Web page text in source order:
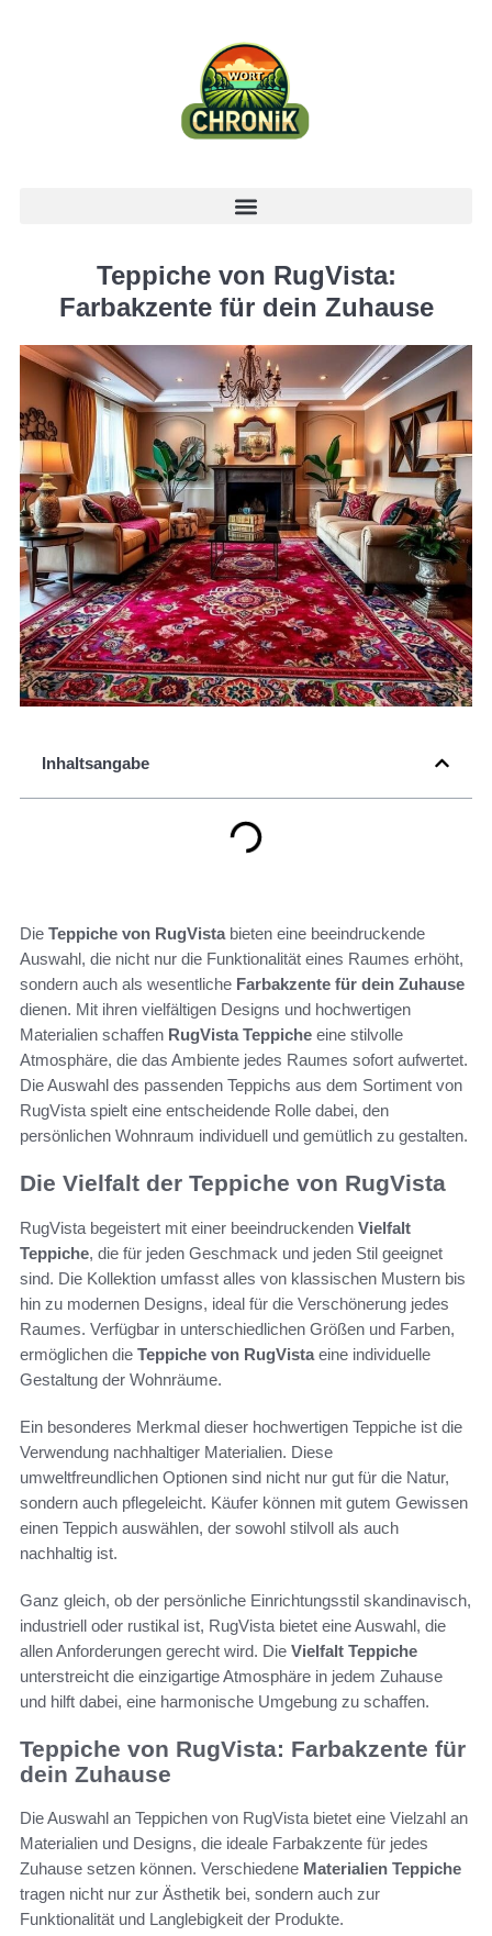
Teppiche von RugVista:
Farbakzente für dein Zuhause
Inhaltsangabe
Die Teppiche von RugVistabieten eine beeindruckende
Auswahl, die nicht nur die Funktionalität eines Raumes erhöht,
sondern auch als wesentliche Farbakzente für dein Zuhause
dienen. Mit ihren vielfältigen Designs und hochwertigen
Materialien schaffen RugVista Teppiche eine stilvolle
Atmosphäre, die das Ambiente jedes Raumes sofort aufwertet.
Die Auswahl des passenden Teppichs aus dem Sortiment von
RugVista spielt eine entscheidende Rolle dabei, den
persönlichen Wohnraum individuell und gemütlich zu gestalten.
Die Vielfalt der Teppiche von RugVista
RugVista begeistert mit einer beeindruckenden Vielfalt
Teppiche, die für jeden Geschmack und jeden Stil geeignet
sind. Die Kollektion umfasst alles von klassischen Mustern bis
hin zu modernen Designs, ideal für die Verschönerung jedes
Raumes. Verfügbar in unterschiedlichen Größen und Farben,
ermöglichen die Teppiche von RugVistaeine individuelle
Gestaltung der Wohnräume.
Ein besonderes Merkmal dieser hochwertigen Teppiche ist die
Verwendung nachhaltiger Materialien. Diese
umweltfreundlichen Optionen sind nicht nur gut für die Natur,
sondern auch pflegeleicht. Käufer können mit gutem Gewissen
einen Teppich auswählen, der sowohl stilvoll als auch
nachhaltig ist.
Ganz gleich, ob der persönliche Einrichtungsstil skandinavisch,
industriell oder rustikal ist, RugVista bietet eine Auswahl, die
allen Anforderungen gerecht wird. Die Vielfalt Teppiche
unterstreicht die einzigartige Atmosphäre in jedem Zuhause
und hilft dabei, eine harmonische Umgebung zu schaffen.
Teppiche von RugVista: Farbakzente für
dein Zuhause
Die Auswahl an Teppichen von RugVista bietet eine Vielzahl an
Materialien und Designs, die ideale Farbakzente für jedes
Zuhause setzen können. Verschiedene Materialien Teppiche
tragen nicht nur zur Ästhetik bei, sondern auch zur
Funktionalität und Langlebigkeit der Produkte.